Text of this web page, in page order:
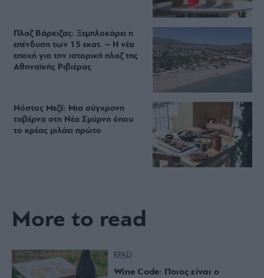
Πλαζ Βάρκιζας: Ξεμπλοκάρει η
επένδυση των 15 εκατ. – Η νέα
εποχή για την ιστορική πλαζ της
Αθηναϊκής Ριβιέρας
Νόστος Μεζέ: Μια σύγχρονη
ταβέρνα στη Νέα Σμύρνη όπου
το κρέας μιλάει πρώτο
More to read
ΚΡΑΣΙ
Wine Code: Ποιος είναι ο